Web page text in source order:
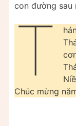
con đường sau
T
Chúc mừng